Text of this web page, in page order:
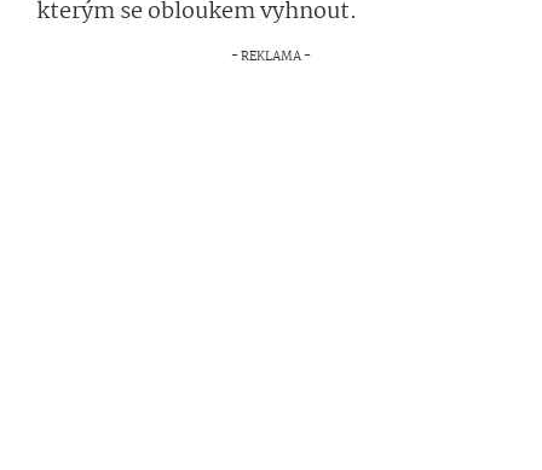
kterým se obloukem vyhnout.